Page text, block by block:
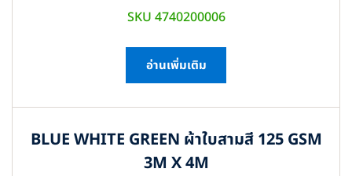
SKU 4740200006
อ่านเพิ่มเติม
BLUE WHITE GREEN ผ้าใบสามสี 125 GSM
3M X 4M